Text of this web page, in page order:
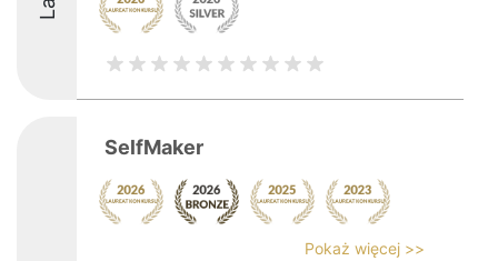
SelfMaker
Pokaż więcej >>